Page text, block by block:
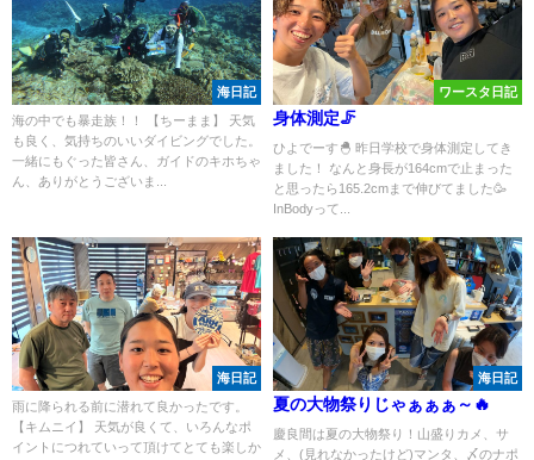
海日記
海の中でも暴走族！！ 【ちーまま】 天気
も良く、気持ちのいいダイビングでした。
一緒にもぐった皆さん、ガイドのキホちゃ
ん、ありがとうございま...
ワースタ日記
身体測定🦵
ひよでーす🐣 昨日学校で身体測定してき
ました！ なんと身長が164cmで止まった
と思ったら165.2cmまで伸びてました🥳
InBodyって...
海日記
雨に降られる前に潜れて良かったです。
【キムニイ】 天気が良くて、いろんなポ
イントにつれていって頂けてとても楽しか
海日記
夏の大物祭りじゃぁぁぁ～🔥
慶良間は夏の大物祭り！山盛りカメ、サ
メ、(見れなかったけど)マンタ、〆のナポ